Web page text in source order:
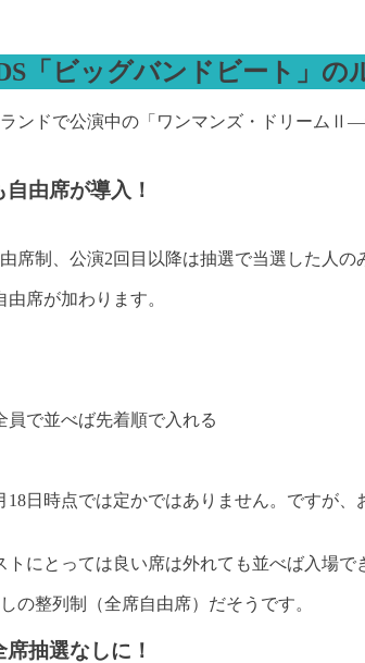
「ビッグバンドビート」の
ンドで公演中の「ワンマンズ・ドリーム
由席が導入！
席制、公演2回目以降は抽選で当選した人
席が加わります。
で並べば先着順で入れる
日時点では定かではありません。ですが
にとっては良い席は外れても並べば入場で
の整列制（全席自由席）だそうです。
抽選なしに！